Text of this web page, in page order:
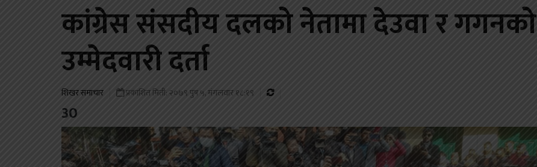
कांग्रेस संसदीय दलको नेतामा देउवा र गगनको
उम्मेदवारी दर्ता
शिखर समाचार प्रकाशित मिती: २०७९ पुष ५, मंगलवार १८:१९
30